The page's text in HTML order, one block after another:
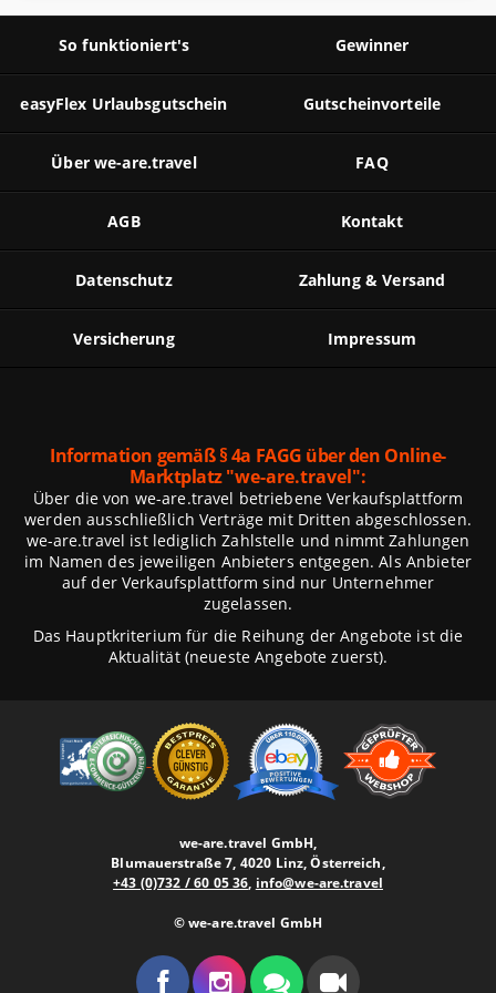
So funktioniert's Gewinner
easyFlex Urlaubsgutschein Gutscheinvorteile
Über we-are.travel FAQ
AGB Kontakt
Datenschutz Zahlung & Versand
Versicherung Impressum
Information gemäß § 4a FAGG über den Online-
Marktplatz"we-are.travel":
Über die von we-are.travel betriebene Verkaufsplattform
werden ausschließlich Verträge mit Dritten abgeschlossen.
we-are.travel ist lediglich Zahlstelle und nimmt Zahlungen
im Namen des jeweiligen Anbieters entgegen. Als Anbieter
auf der Verkaufsplattform sind nur Unternehmer
zugelassen.
Das Hauptkriterium für die Reihung der Angebote ist die
Aktualität (neueste Angebote zuerst).
we-are.travel GmbH,
Blumauerstraße 7, 4020 Linz, Österreich,
+43 (0)732 / 60 05 36, info@we-are.travel
© we-are.travel GmbH